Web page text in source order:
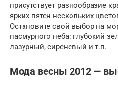
присутствует разнообразие
ярких пятен нескольких
Остановите свой выбор на
пасмурного неба: глубокий
лазурный, сиреневый и т.п.
Мода весны 2012 —